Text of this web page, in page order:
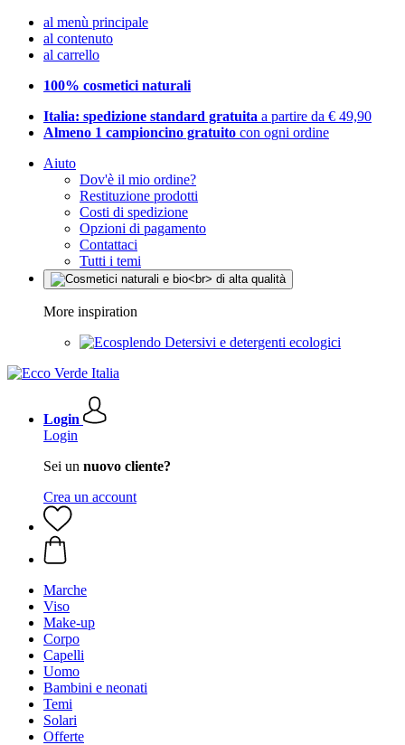
al menù principale
al contenuto
al carrello
100% cosmetici naturali
Italia: spedizione standard gratuita a partire da € 49,90
Almeno 1 campioncino gratuito con ogni ordine
Aiuto
Dov'è il mio ordine?
Restituzione prodotti
Costi di spedizione
Opzioni di pagamento
Contattaci
Tutti i temi
More inspiration
Detersivi e detergenti ecologici
Login
Login
Sei un nuovo cliente?
Crea un account
Marche
Viso
Make-up
Corpo
Capelli
Uomo
Bambini e neonati
Temi
Solari
Offerte